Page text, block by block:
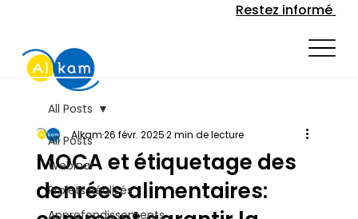
Restez informé
All Posts
Webinar
Projets Réalisés
Approfondissements
All Posts
MOCA et étiquetage des
denrées alimentaires:
Alkam26 févr. 20252 min de lecture